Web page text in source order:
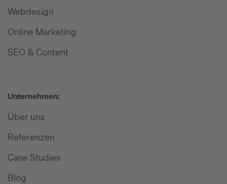
Webdesign
Online Marketing
SEO & Content
Unternehmen:
Über uns
Referenzen
Case Studies
Blog